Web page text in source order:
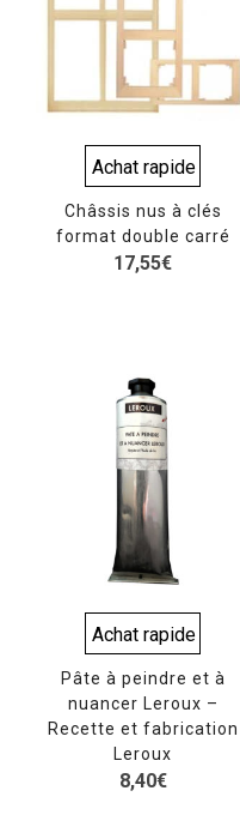
Achat rapide
Châssis nus à clés
format double carré
17,55€
Achat rapide
Pâte à peindre et à
nuancer Leroux –
Recette et fabrication
Leroux
8,40€